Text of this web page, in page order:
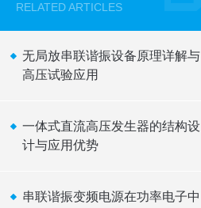
RELATED ARTICLES
无局放串联谐振设备原理详解与
高压试验应用
一体式直流高压发生器的结构设
计与应用优势
串联谐振变频电源在功率电子中